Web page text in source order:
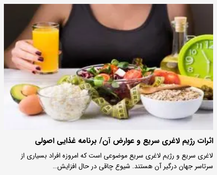
اثرات رژیم لاغری سریع و عوارض آن/ برنامه غذایی اصولی
لاغری سریع و رژیم لاغری سریع موضوعی است که امروزه افراد بسیاری از
سرتاسر جهان درگیر آن هستند. شیوع چاقی در حال افزایش…